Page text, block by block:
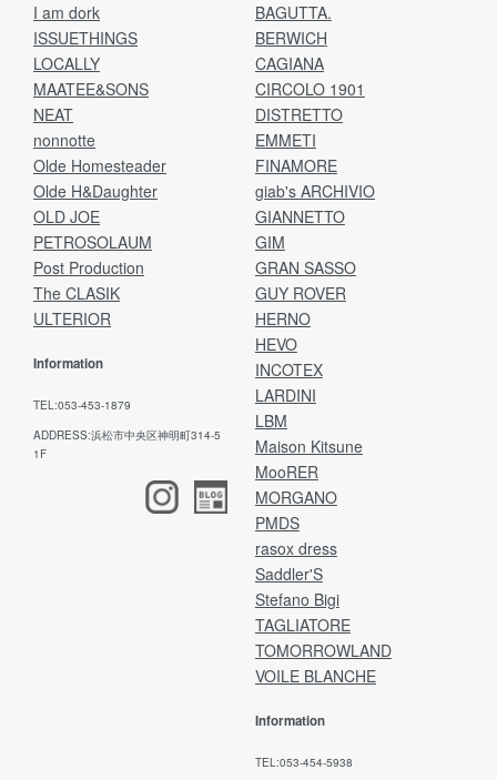
I am dork
ISSUETHINGS
LOCALLY
MAATEE&SONS
NEAT
nonnotte
Olde Homesteader
Olde H&Daughter
OLD JOE
PETROSOLAUM
Post Production
The CLASIK
ULTERIOR
Information
TEL:053-453-1879
ADDRESS:浜松市中央区神明町314-5
1F
BAGUTTA.
BERWICH
CAGIANA
CIRCOLO 1901
DISTRETTO
EMMETI
FINAMORE
giab's ARCHIVIO
GIANNETTO
GIM
GRAN SASSO
GUY ROVER
HERNO
HEVO
INCOTEX
LARDINI
LBM
Maison Kitsune
MooRER
MORGANO
PMDS
rasox dress
Saddler'S
Stefano Bigi
TAGLIATORE
TOMORROWLAND
VOILE BLANCHE
Information
TEL:053-454-5938